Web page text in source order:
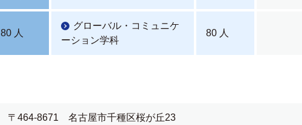
80 人
グローバル・コミュニケ
ーション学科
80 人
〒464-8671 名古屋市千種区桜が丘23